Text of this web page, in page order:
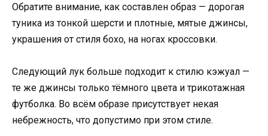
Обратите внимание, как составлен образ — дорогая
туника из тонкой шерсти и плотные, мятые джинсы,
украшения от стиля бохо, на ногах кроссовки.
Следующий лук больше подходит к стилю кэжуал —
те же джинсы только тёмного цвета и трикотажная
футболка. Во всём образе присутствует некая
небрежность, что допустимо при этом стиле.